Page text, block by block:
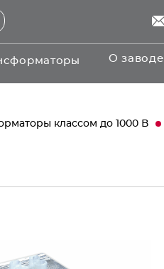
О заводе
классом до 1000 В